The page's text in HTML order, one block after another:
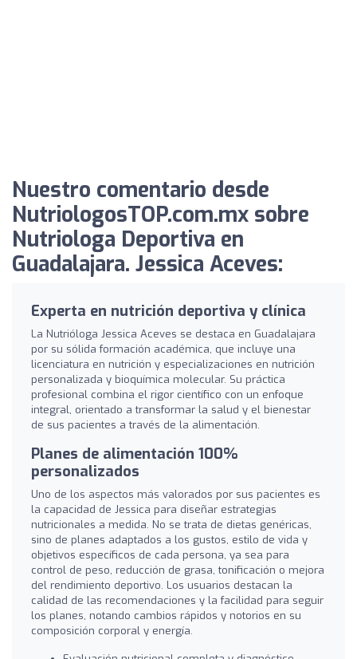
Nuestro comentario desde
NutriologosTOP.com.mx sobre
Nutriologa Deportiva en
Guadalajara. Jessica Aceves:
Experta en nutrición deportiva y clínica
La Nutrióloga Jessica Aceves se destaca en Guadalajara
por su sólida formación académica, que incluye una
licenciatura en nutrición y especializaciones en nutrición
personalizada y bioquímica molecular. Su práctica
profesional combina el rigor científico con un enfoque
integral, orientado a transformar la salud y el bienestar
de sus pacientes a través de la alimentación.
Planes de alimentación 100%
personalizados
Uno de los aspectos más valorados por sus pacientes es
la capacidad de Jessica para diseñar estrategias
nutricionales a medida. No se trata de dietas genéricas,
sino de planes adaptados a los gustos, estilo de vida y
objetivos específicos de cada persona, ya sea para
control de peso, reducción de grasa, tonificación o mejora
del rendimiento deportivo. Los usuarios destacan la
calidad de las recomendaciones y la facilidad para seguir
los planes, notando cambios rápidos y notorios en su
composición corporal y energía.